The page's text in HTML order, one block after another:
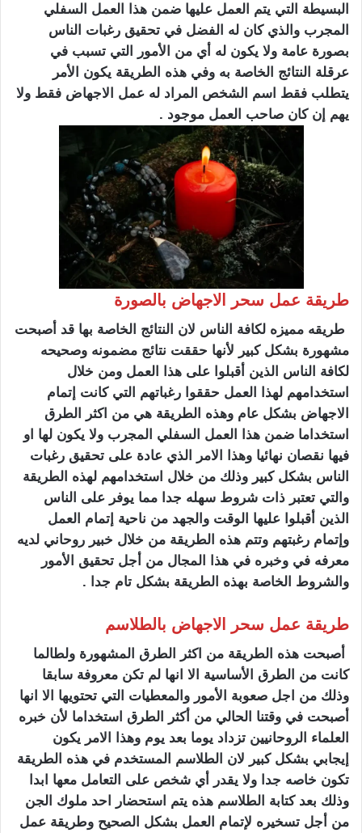
البسيطة التي يتم العمل عليها ضمن هذا العمل السفلي
المجرب والذي كان له الفضل في تحقيق رغبات الناس
بصورة عامة ولا يكون له أي من الأمور التي تسبب في
عرقلة النتائج الخاصة به وفي هذه الطريقة يكون الأمر
يتطلب فقط اسم الشخص المراد له عمل الاجهاض فقط ولا
يهم إن كان صاحب العمل موجود .
طريقة عمل سحر الاجهاض بالصورة
طريقه مميزه لكافة الناس لان النتائج الخاصة بها قد أصبحت
مشهورة بشكل كبير لأنها حققت نتائج مضمونه وصحيحه
لكافة الناس الذين أقبلوا على هذا العمل ومن خلال
استخدامهم لهذا العمل حققوا رغباتهم التي كانت إتمام
الاجهاض بشكل عام وهذه الطريقة هي من اكثر الطرق
استخداما ضمن هذا العمل السفلي المجرب ولا يكون لها او
فيها نقصان نهائيا وهذا الامر الذي عادة على تحقيق رغبات
الناس بشكل كبير وذلك من خلال استخدامهم لهذه الطريقة
والتي تعتبر ذات شروط سهله جدا مما يوفر على الناس
الذين أقبلوا عليها الوقت والجهد من ناحية إتمام العمل
وإتمام رغبتهم وتتم هذه الطريقة من خلال خبير روحاني لديه
معرفه في وخبره في هذا المجال من أجل تحقيق الأمور
والشروط الخاصة بهذه الطريقة بشكل تام جدا .
طريقة عمل سحر الاجهاض بالطلاسم
أصبحت هذه الطريقة من اكثر الطرق المشهورة ولطالما
كانت من الطرق الأساسية الا انها لم تكن معروفة سابقا
وذلك من اجل صعوبة الأمور والمعطيات التي تحتويها الا انها
أصبحت في وقتنا الحالي من أكثر الطرق استخداما لأن خبره
العلماء الروحانيين تزداد يوما بعد يوم وهذا الامر يكون
إيجابي بشكل كبير لان الطلاسم المستخدم في هذه الطريقة
تكون خاصه جدا ولا يقدر أي شخص على التعامل معها ابدا
وذلك بعد كتابة الطلاسم هذه يتم استحضار احد ملوك الجن
من أجل تسخيره لإتمام العمل بشكل الصحيح وطريقة عمل